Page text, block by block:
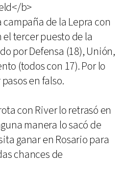
b>
de la Lepra con
tercer puesto de la
por Defensa (18), Unión,
(todos con 17). Por lo
en falso.
con River lo retrasó en
manera lo sacó de
ganar en Rosario para
chances de